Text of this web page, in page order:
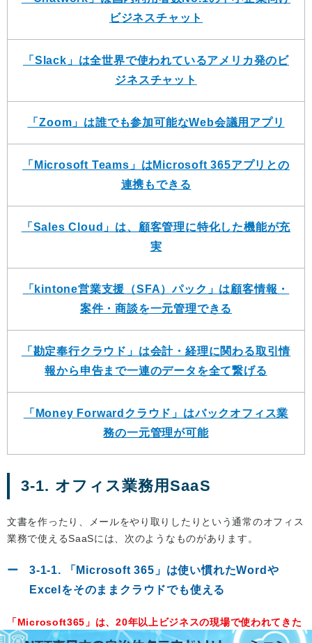
ビジネスチャット
「Slack」は全世界で使われているアメリカ発のビ
ジネスチャット
「Zoom」は誰でも参加可能なWeb会議用アプリ
「Microsoft Teams」はMicrosoft 365アプリとの
連携もできる
「Sales Cloud」は、顧客管理に特化した機能が充
実
「kintone営業支援（SFA）パック」は顧客情報・
案件・商談を一元管理できる
「勘定奉行クラウド」は会計・経理に関わる取引情
報から申告まで一連のデータを全て繋げる
「Money Forwardクラウド」はバックオフィス業
務の一元管理が可能
3-1. オフィス業務用SaaS
文書を作ったり、メールをやり取りしたりという通常のオフィス
業務で使えるSaaSには、次のようなものがあります。
3-1-1. 「Microsoft 365」は使い慣れたWordや
Excelをそのままクラウドでも使える
「Microsoft365」は、20年以上ビジネスの現場で使われてきた
MicrosoftOffice（Word/Excel/PowerPoint）のアプリが使え